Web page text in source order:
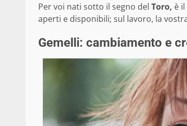
Per voi nati sotto il segno del Toro, è il
aperti e disponibili; sul lavoro, la
Gemelli: cambiamento e